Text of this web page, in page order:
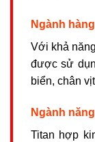
Ngành
Với khả
được sử
biển, chân
Ngành
Titan hợp